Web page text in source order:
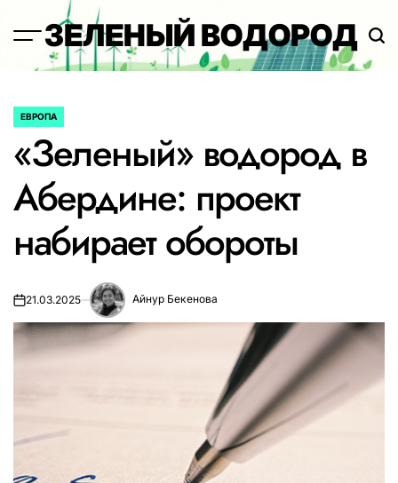
содержимому
ЗЕЛЕНЫЙ ВОДОРОД
ОПУБЛИКОВАНО
ЕВРОПА
«Зеленый» водород в
Абердине: проект
набирает обороты
21.03.2025 Айнур Бекенова